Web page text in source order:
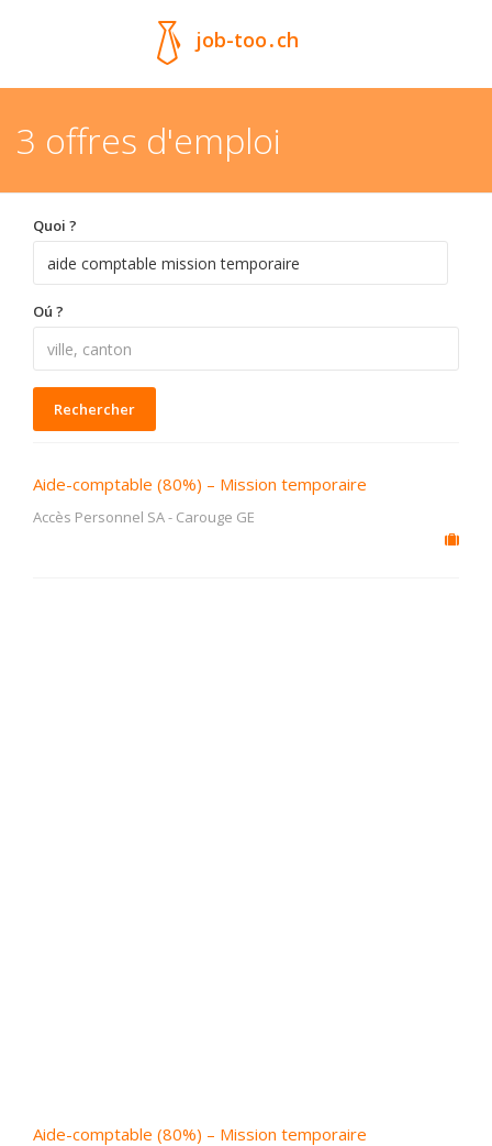
job-too.ch
3 offres d'emploi
Quoi ?
Oú ?
Rechercher
Aide-comptable (80%) – Mission temporaire
Accès Personnel SA- Carouge GE
Aide-comptable (80%) – Mission temporaire